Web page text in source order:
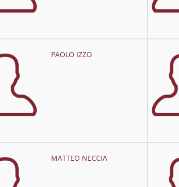
PAOLO IZZO
MATTEO NECCIA